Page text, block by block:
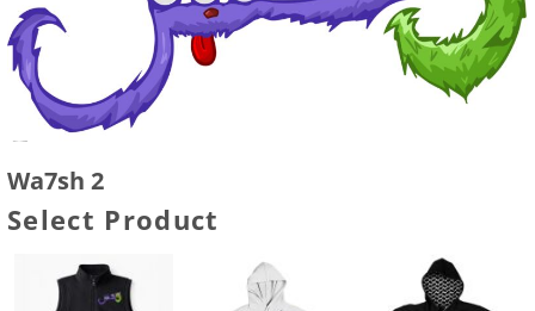
Wa7sh 2
Select Product